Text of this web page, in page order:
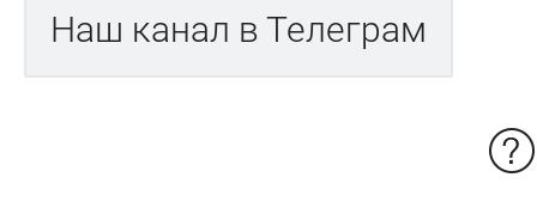
Наш канал в Телеграм